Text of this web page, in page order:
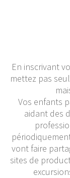
En inscrivant
mettez pas
Vos enfants
aidant des
vont faire
sites de